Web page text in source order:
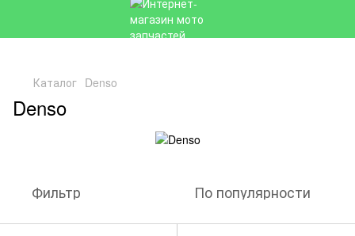
Каталог Denso
Denso
Фильтр По популярности